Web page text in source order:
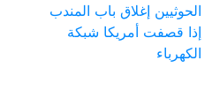
الحوثيين إغلاق باب المندب
إذا قصفت أمريكا شبكة
الكهرباء